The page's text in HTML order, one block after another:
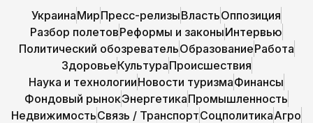
УкраинаМирПресс-релизыВластьОппозиция
Разбор полетовРеформы и законыИнтервью
Политический обозревательОбразованиеРабота
ЗдоровьеКультураПроисшествия
Наука и технологииНовости туризмаФинансы
Фондовый рынокЭнергетикаПромышленность
НедвижимостьСвязь / ТранспортСоцполитикаАгро